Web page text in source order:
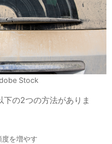
Stock
の2つの方法がありま
を増やす